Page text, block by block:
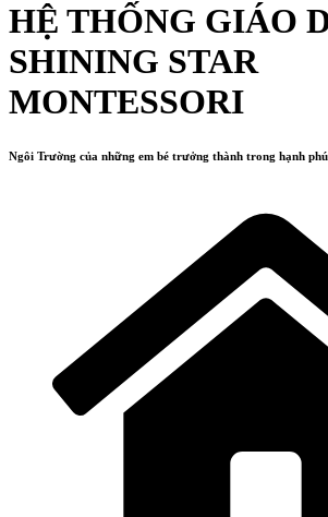
HỆ THỐNG GIÁO
SHINING STAR
MONTESSORI
Ngôi Trường của những em bé trưởng thành trong hạnh